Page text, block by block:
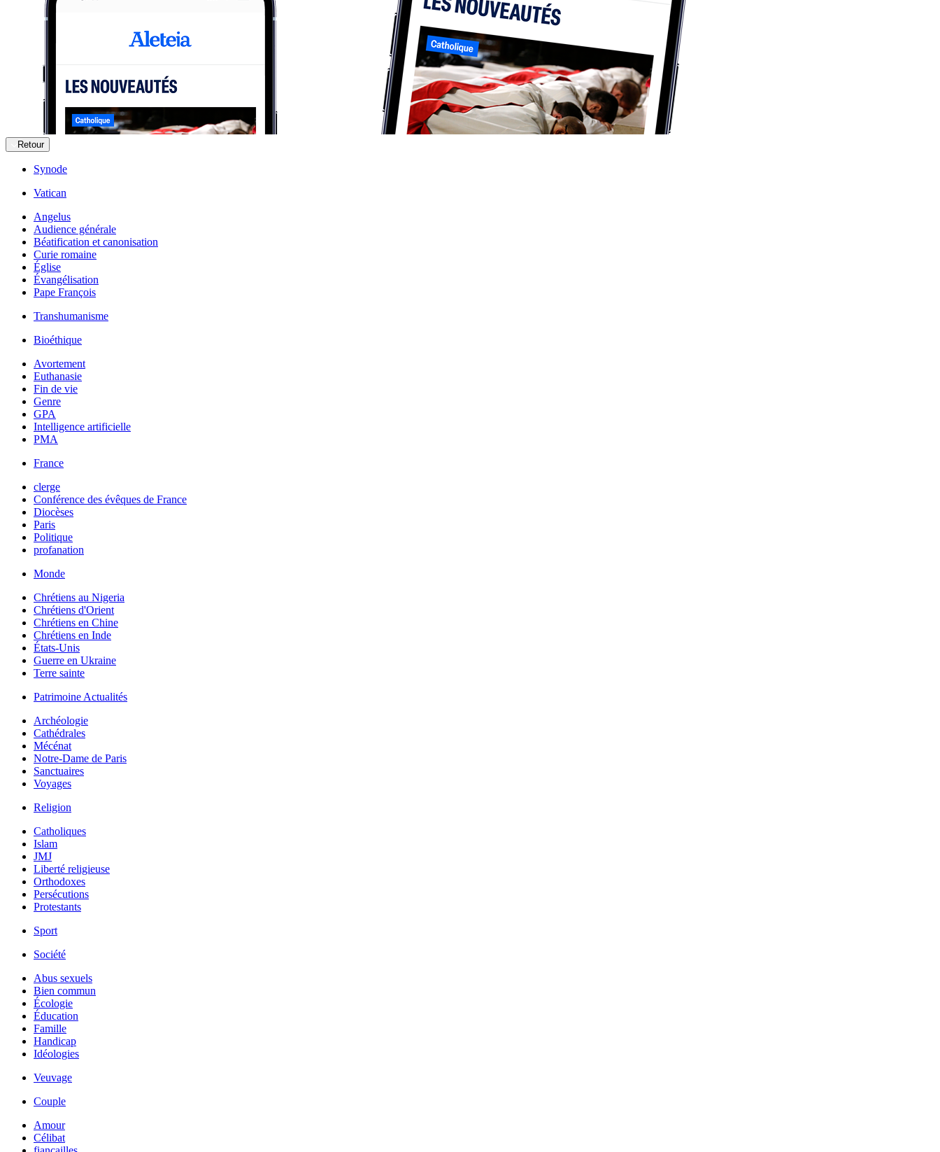
Retour
Synode
Vatican
Angelus
Audience générale
Béatification et canonisation
Curie romaine
Église
Évangélisation
Pape François
Transhumanisme
Bioéthique
Avortement
Euthanasie
Fin de vie
Genre
GPA
Intelligence artificielle
PMA
France
clerge
Conférence des évêques de France
Diocèses
Paris
Politique
profanation
Monde
Chrétiens au Nigeria
Chrétiens d'Orient
Chrétiens en Chine
Chrétiens en Inde
États-Unis
Guerre en Ukraine
Terre sainte
Patrimoine Actualités
Archéologie
Cathédrales
Mécénat
Notre-Dame de Paris
Sanctuaires
Voyages
Religion
Catholiques
Islam
JMJ
Liberté religieuse
Orthodoxes
Persécutions
Protestants
Sport
Société
Abus sexuels
Bien commun
Écologie
Éducation
Famille
Handicap
Idéologies
Veuvage
Couple
Amour
Célibat